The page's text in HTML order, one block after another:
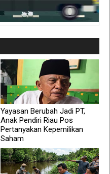
Yayasan Berubah Jadi PT,
Anak Pendiri Riau Pos
Pertanyakan Kepemilikan
Saham